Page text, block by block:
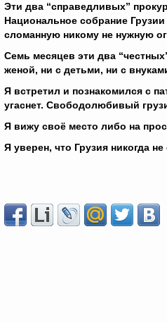
Эти два “справедливых”
Национальное собрание
сломанную никому не нужную
Семь месяцев эти два
женой, ни с детьми, ни с
Я встретил и познакомился с
угаснет. Свободолюбивый
Я вижу своё место либо на
Я уверен, что Грузия никогда